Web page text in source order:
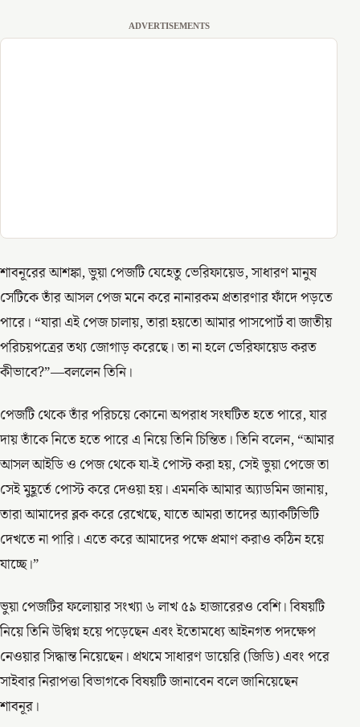
ADVERTISEMENTS
শাবনূরের আশঙ্কা, ভুয়া পেজটি যেহেতু ভেরিফায়েড, সাধারণ মানুষ
সেটিকে তাঁর আসল পেজ মনে করে নানারকম প্রতারণার ফাঁদে পড়তে
পারে। “যারা এই পেজ চালায়, তারা হয়তো আমার পাসপোর্ট বা জাতীয়
পরিচয়পত্রের তথ্য জোগাড় করেছে। তা না হলে ভেরিফায়েড করত
কীভাবে?”—বললেন তিনি।
পেজটি থেকে তাঁর পরিচয়ে কোনো অপরাধ সংঘটিত হতে পারে, যার
দায় তাঁকে নিতে হতে পারে এ নিয়ে তিনি চিন্তিত। তিনি বলেন, “আমার
আসল আইডি ও পেজ থেকে যা-ই পোস্ট করা হয়, সেই ভুয়া পেজে তা
সেই মুহূর্তে পোস্ট করে দেওয়া হয়। এমনকি আমার অ্যাডমিন জানায়,
তারা আমাদের ব্লক করে রেখেছে, যাতে আমরা তাদের অ্যাকটিভিটি
দেখতে না পারি। এতে করে আমাদের পক্ষে প্রমাণ করাও কঠিন হয়ে
যাচ্ছে।”
ভুয়া পেজটির ফলোয়ার সংখ্যা ৬ লাখ ৫৯ হাজারেরও বেশি। বিষয়টি
নিয়ে তিনি উদ্বিগ্ন হয়ে পড়েছেন এবং ইতোমধ্যে আইনগত পদক্ষেপ
নেওয়ার সিদ্ধান্ত নিয়েছেন। প্রথমে সাধারণ ডায়েরি (জিডি) এবং পরে
সাইবার নিরাপত্তা বিভাগকে বিষয়টি জানাবেন বলে জানিয়েছেন
শাবনূর।